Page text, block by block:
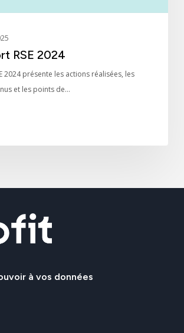
RSE 2024
2024 présente les actions réalisées, les
et les points de…
à vos données